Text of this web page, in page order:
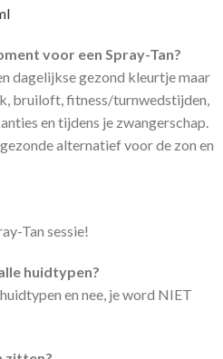
voor een Spray-Tan?
dagelijkse gezond kleurtje maar
bruiloft, fitness/turnwedstijden,
en tijdens je zwangerschap.
alternatief voor de zon en
Tan sessie!
huidtypen?
en nee, je word NIET